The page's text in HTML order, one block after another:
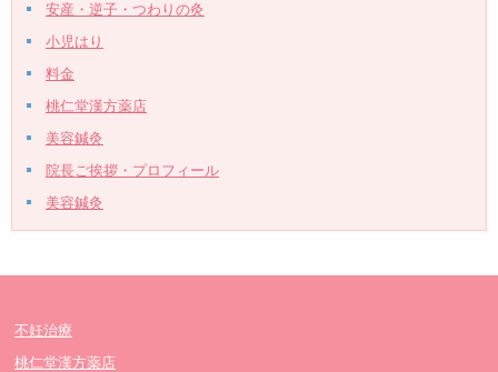
安産・逆子・つわりの灸
小児はり
料金
桃仁堂漢方薬店
美容鍼灸
院長ご挨拶・プロフィール
美容鍼灸
不妊治療
桃仁堂漢方薬店